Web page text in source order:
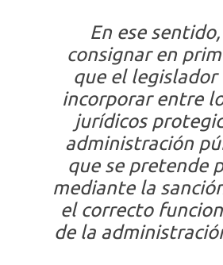
En ese
consignar en
que el legislador
incorporar entre
jurídicos
administración
que se pretende
mediante la
el correcto
de la